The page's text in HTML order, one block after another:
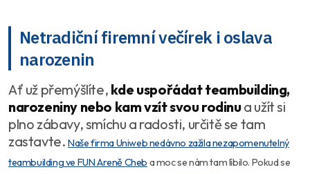
Netradiční firemní večírek i oslava
narozenin
Ať už přemýšlíte, kde uspořádat teambuilding,
narozeniny nebo kam vzít svou rodinua užít si
plno zábavy, smíchu a radosti, určitě se tam
zastavte. Naše firma Uniweb nedávno zažila nezapomenutelný
teambuilding ve FUN Areně Cheb a moc se nám tam líbilo. Pokud se